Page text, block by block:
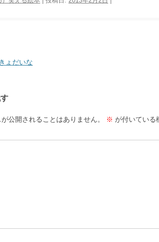
（ら）落語
ょだいな
公開されることはありません。 ※ が付いている